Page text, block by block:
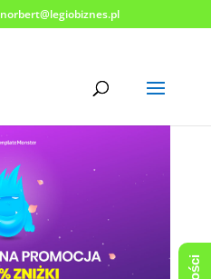
norbert@legiobiznes.pl